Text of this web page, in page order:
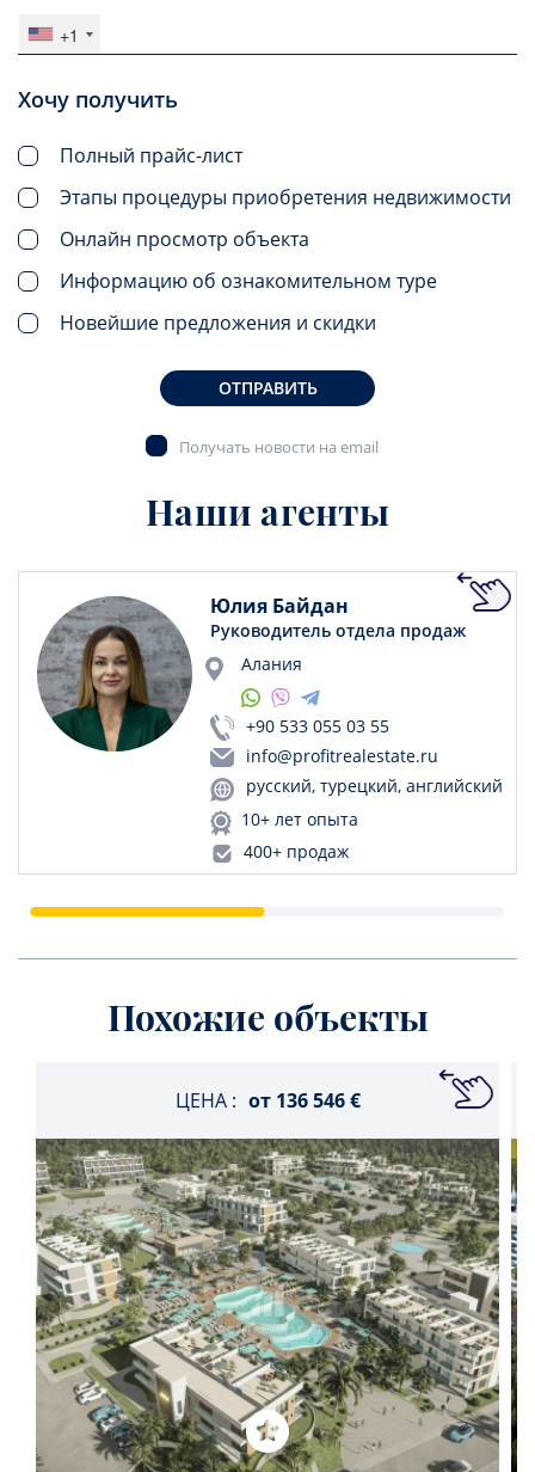
+1
Хочу получить
Полный прайс-лист
Этапы процедуры приобретения недвижимости
Онлайн просмотр объекта
Информацию об ознакомительном туре
Новейшие предложения и скидки
ОТПРАВИТЬ
Получать новости на email
Наши агенты
Юлия Байдан
Руководитель отдела продаж
Алания
+90 533 055 03 55
info@profitrealestate.ru
русский, турецкий, английский
10+ лет опыта
400+ продаж
Похожие объекты
ЦЕНА : от 136 546 €